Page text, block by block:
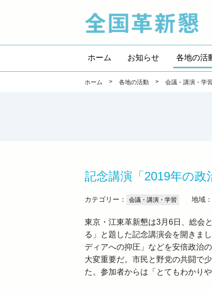
ホーム お知らせ 各地の活
ホーム > 各地の活動 > 会議・講演・学習
記念講演「2019年の
カテゴリー： 会議・講演・学習 地域：
東京・江東革新懇は3月6日、総会
る」と題した記念講演会を開きま
ディアへの抑圧」などを安倍政治
大変重要だ。市民と野党の共闘で
た。参加者からは「とてもわかり